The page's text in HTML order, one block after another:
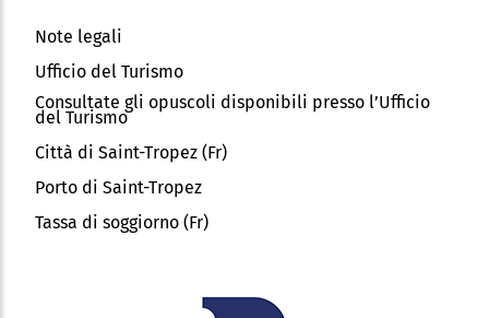
Note legali
Ufficio del Turismo
Consultate gli opuscoli disponibili presso l’Ufficio
del Turismo
Città di Saint-Tropez (Fr)
Porto di Saint-Tropez
Tassa di soggiorno (Fr)